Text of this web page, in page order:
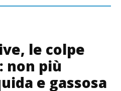
le colpe
non più
e gassosa